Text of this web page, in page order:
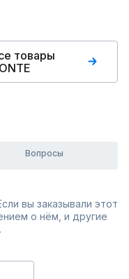
товары
Вопросы
вы заказывали этот
о нём, и другие